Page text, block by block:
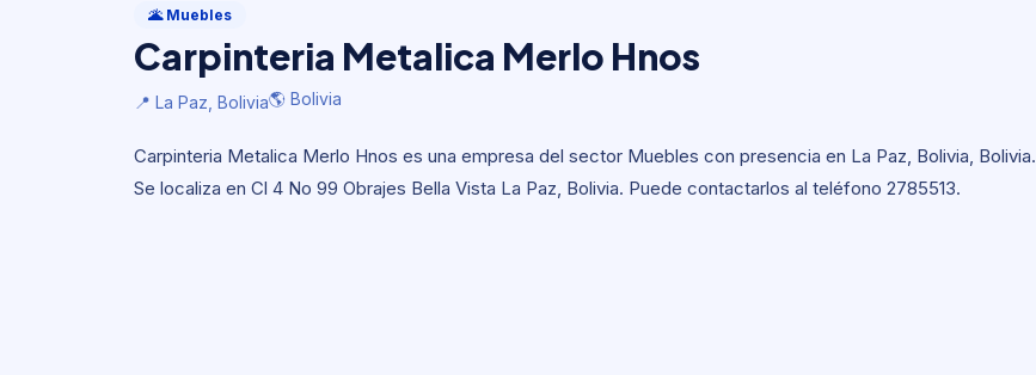
Carpinteria Metalica Merlo Hnos
🌎 Bolivia
🌋 Muebles
Carpinteria Metalica Merlo Hnos
📍 La Paz, Bolivia🌎 Bolivia
Carpinteria Metalica Merlo Hnos es una empresa del sector Muebles con presencia en La Paz, Bolivia, Bolivia.
Se localiza en Cl 4 No 99 Obrajes Bella Vista La Paz, Bolivia. Puede contactarlos al teléfono 2785513.